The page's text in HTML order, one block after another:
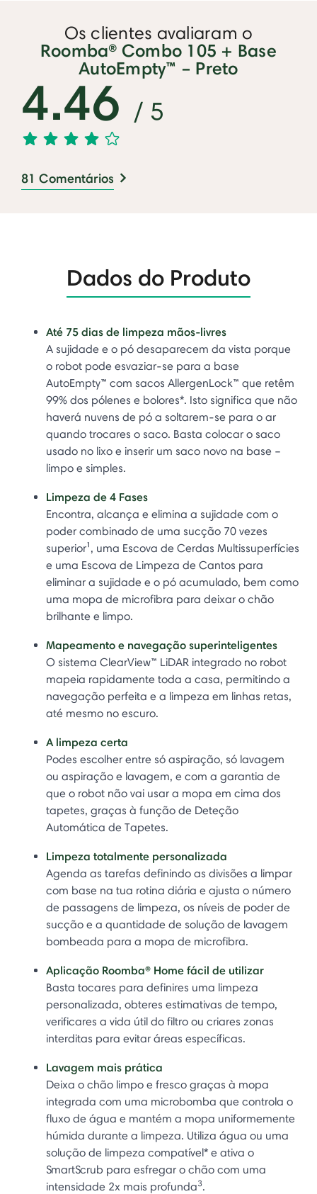
Os clientes avaliaram o
Roomba® Combo 105 + Base
AutoEmpty™ – Preto
4.46 / 5
81 Comentários
Dados do Produto
Até 75 dias de limpeza mãos-livres
A sujidade e o pó desaparecem da vista porque
o robot pode esvaziar-se para a base
AutoEmpty™ com sacos AllergenLock™ que retêm
99% dos pólenes e bolores*. Isto significa que não
haverá nuvens de pó a soltarem-se para o ar
quando trocares o saco. Basta colocar o saco
usado no lixo e inserir um saco novo na base –
limpo e simples.
Limpeza de 4 Fases
Encontra, alcança e elimina a sujidade com o
poder combinado de uma sucção 70 vezes
superior¹, uma Escova de Cerdas Multissuperfícies
e uma Escova de Limpeza de Cantos para
eliminar a sujidade e o pó acumulado, bem como
uma mopa de microfibra para deixar o chão
brilhante e limpo.
Mapeamento e navegação superinteligentes
O sistema ClearView™ LiDAR integrado no robot
mapeia rapidamente toda a casa, permitindo a
navegação perfeita e a limpeza em linhas retas,
até mesmo no escuro.
A limpeza certa
Podes escolher entre só aspiração, só lavagem
ou aspiração e lavagem, e com a garantia de
que o robot não vai usar a mopa em cima dos
tapetes, graças à função de Deteção
Automática de Tapetes.
Limpeza totalmente personalizada
Agenda as tarefas definindo as divisões a limpar
com base na tua rotina diária e ajusta o número
de passagens de limpeza, os níveis de poder de
sucção e a quantidade de solução de lavagem
bombeada para a mopa de microfibra.
Aplicação Roomba® Home fácil de utilizar
Basta tocares para definires uma limpeza
personalizada, obteres estimativas de tempo,
verificares a vida útil do filtro ou criares zonas
interditas para evitar áreas específicas.
Lavagem mais prática
Deixa o chão limpo e fresco graças à mopa
integrada com uma microbomba que controla o
fluxo de água e mantém a mopa uniformemente
húmida durante a limpeza. Utiliza água ou uma
solução de limpeza compatível* e ativa o
SmartScrub para esfregar o chão com uma
intensidade 2x mais profunda3.